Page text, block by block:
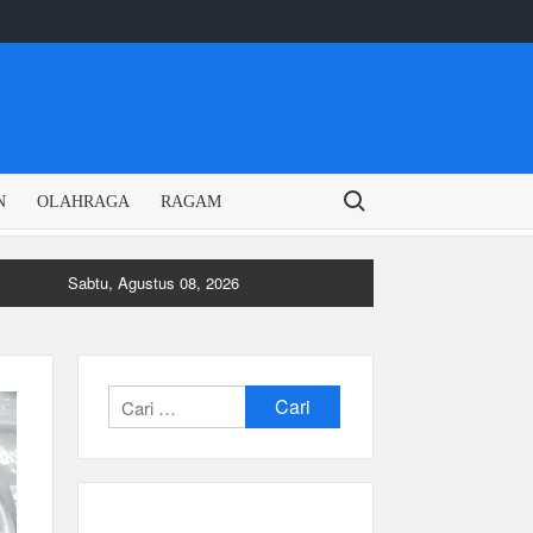
OLAHRAGA RAGAM Search for:
Sabtu, Agustus 08, 2026
Cari
untuk: